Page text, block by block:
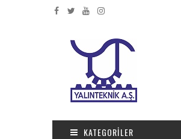
KATEGORILER